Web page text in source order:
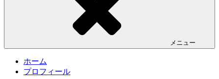
メニュー
ホーム
プロフィール